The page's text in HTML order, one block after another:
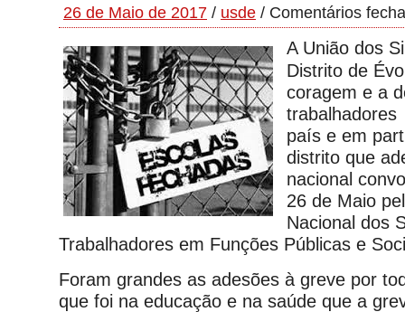
26 de Maio de 2017 / usde / Comentários
A União dos
Distrito de
coragem e a
país e em
distrito que
nacional
26 de Maio
Nacional dos
Trabalhadores em Funções Públicas e
Foram grandes as adesões à greve por
que foi na educação e na saúde que a